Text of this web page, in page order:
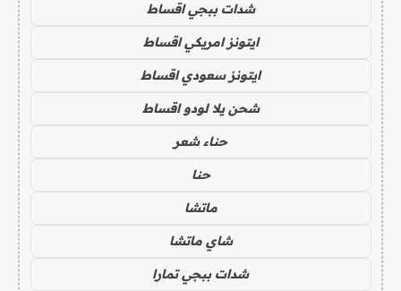
شدات ببجي اقساط
ايتونز امريكي اقساط
ايتونز سعودي اقساط
شحن يلا لودو اقساط
حناء شعر
حنا
ماتشا
شاي ماتشا
شدات ببجي تمارا